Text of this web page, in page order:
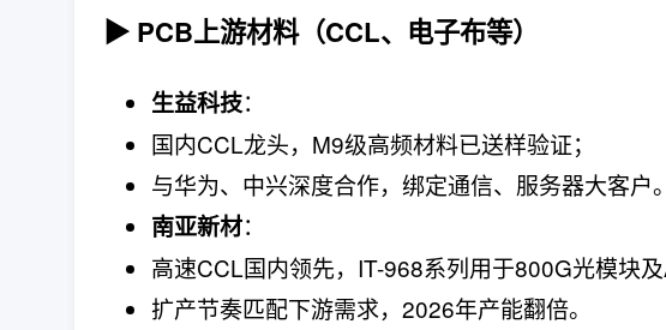
▶ PCB上游材料（CCL、电子布等）
生益科技：
国内CCL龙头，M9级高频材料已送样验证；
与华为、中兴深度合作，绑定通信、服务器大客户。
南亚新材：
高速CCL国内领先，IT-968系列用于800G光模块及
扩产节奏匹配下游需求，2026年产能翻倍。